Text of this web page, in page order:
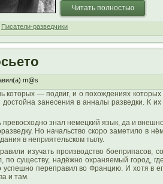
Читать полностью
Писатели-разведчики
m@s
которых — подвиг, и о похождениях
занесения в анналы разведки. К
знал немецкий язык, да и
Но начальство скоро заметило в
в неприятельском тылу.
изучать производство
по существу, надёжно охраняемый город,
переправил во Францию. И хотя в
и там.